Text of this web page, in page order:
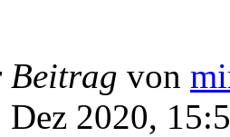
Beitrag von
Dez 2020,